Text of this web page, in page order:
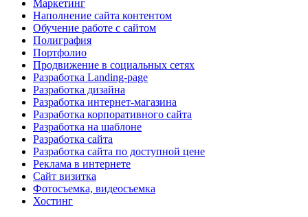
Маркетинг
Наполнение сайта контентом
Обучение работе с сайтом
Полиграфия
Портфолио
Продвижение в социальных сетях
Разработка Landing-page
Разработка дизайна
Разработка интернет-магазина
Разработка корпоративного сайта
Разработка на шаблоне
Разработка сайта
Разработка сайта по доступной цене
Реклама в интернете
Сайт визитка
Фотосъемка, видеосъемка
Хостинг